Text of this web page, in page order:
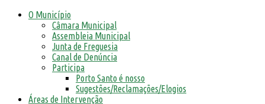
O Município
Câmara Municipal
Assembleia Municipal
Junta de Freguesia
Canal de Denúncia
Participa
Porto Santo é nosso
Sugestões/Reclamações/Elogios
Áreas de Intervenção